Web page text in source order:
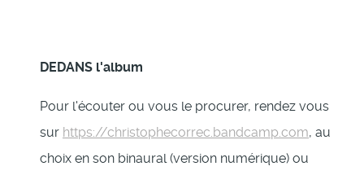
DEDANS l'album
Pour l'écouter ou vous le procurer, rendez vous
sur https://christophecorrec.bandcamp.com, au
choix en son binaural (version numérique) ou